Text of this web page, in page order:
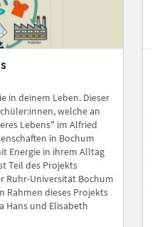
in deinem Leben. Dieser
welche an
Lebens" im Alfried
in Bochum
Energie in ihrem Alltag
Teil des Projekts
Ruhr-Universität Bochum
Rahmen dieses Projekts
Hans und Elisabeth